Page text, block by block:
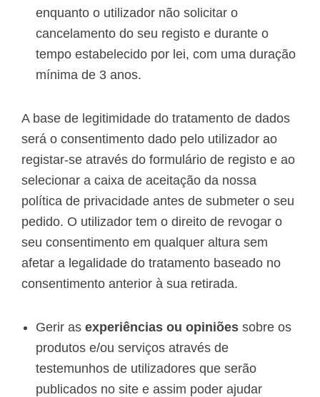
enquanto o utilizador não solicitar o
cancelamento do seu registo e durante o
tempo estabelecido por lei, com uma duração
mínima de 3 anos.
A base de legitimidade do tratamento de dados
será o consentimento dado pelo utilizador ao
registar-se através do formulário de registo e ao
selecionar a caixa de aceitação da nossa
política de privacidade antes de submeter o seu
pedido. O utilizador tem o direito de revogar o
seu consentimento em qualquer altura sem
afetar a legalidade do tratamento baseado no
consentimento anterior à sua retirada.
Gerir as experiências ou opiniões sobre os
produtos e/ou serviços através de
testemunhos de utilizadores que serão
publicados no site e assim poder ajudar